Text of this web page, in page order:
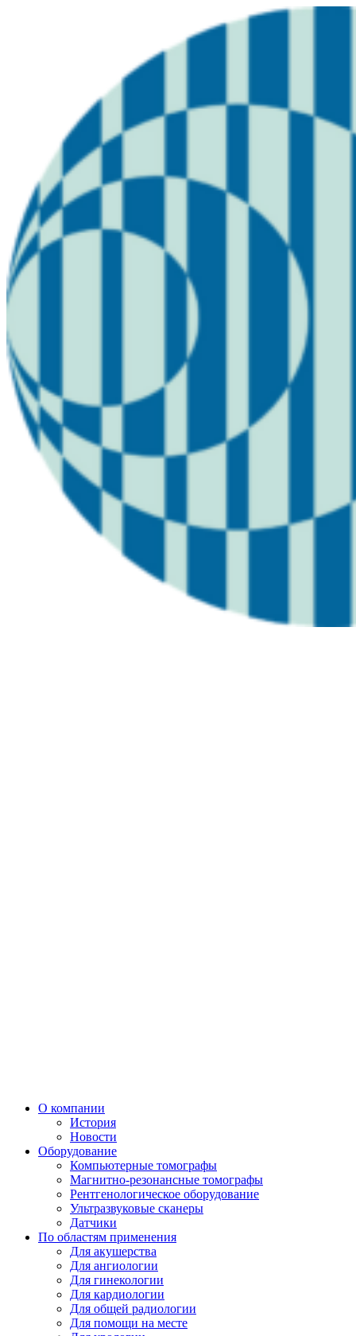
О компании
История
Новости
Оборудование
Компьютерные томографы
Магнитно-резонансные томографы
Рентгенологическое оборудование
Ультразвуковые сканеры
Датчики
По областям применения
Для акушерства
Для ангиологии
Для гинекологии
Для кардиологии
Для общей радиологии
Для помощи на месте